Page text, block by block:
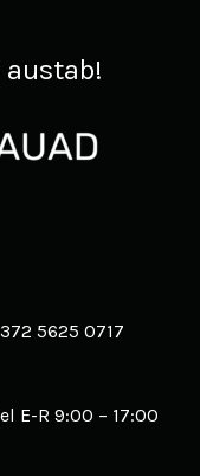
austab!
5625 0717
E-R 9:00 – 17:00